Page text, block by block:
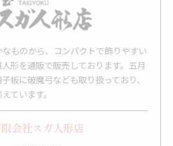
ものから、コンパクトで飾りやすい
形を通販で販売しております。五月
板に破魔弓なども取り扱っており、
ています。
会社スガ人形店